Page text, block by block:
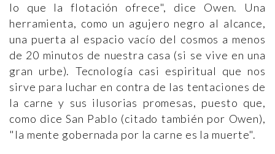
lo que la flotación ofrece", dice Owen. Una
herramienta, como un agujero negro al alcance,
una puerta al espacio vacío del cosmos a menos
de 20 minutos de nuestra casa (si se vive en una
gran urbe). Tecnología casi espiritual que nos
sirve para luchar en contra de las tentaciones de
la carne y sus ilusorias promesas, puesto que,
como dice San Pablo (citado también por Owen),
"la mente gobernada por la carne es la muerte".